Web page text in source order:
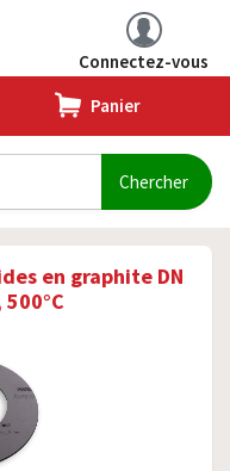
Connectez-vous
Panier
en graphite DN